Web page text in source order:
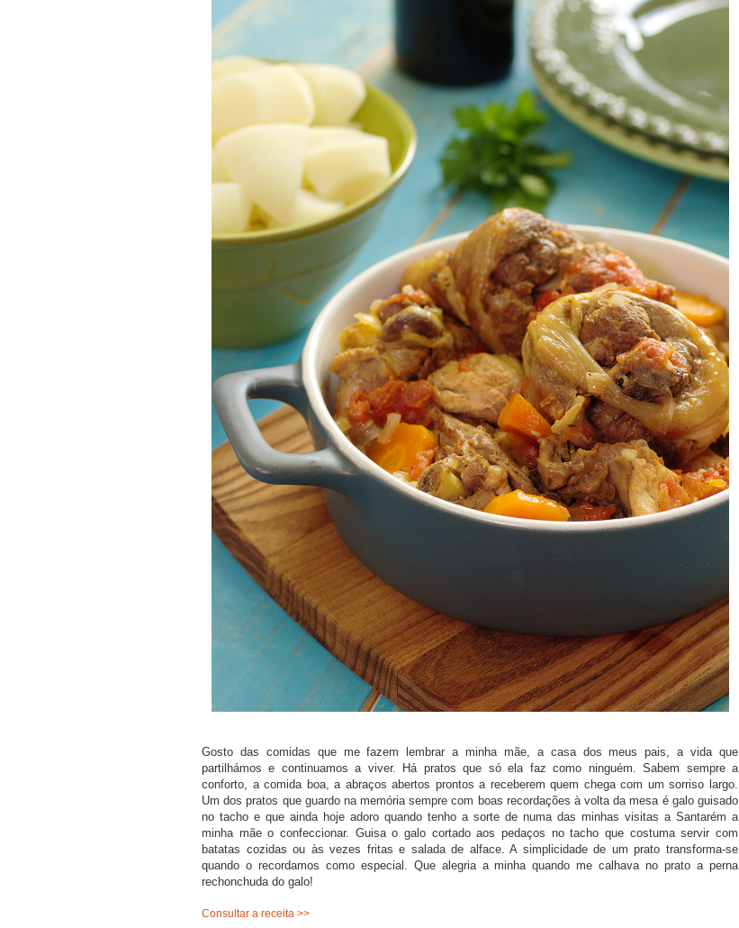
Gosto das comidas que me fazem lembrar a minha mãe, a casa dos meus pais, a vida que
partilhámos e continuamos a viver. Há pratos que só ela faz como ninguém. Sabem sempre a
conforto, a comida boa, a abraços abertos prontos a receberem quem chega com um sorriso largo.
Um dos pratos que guardo na memória sempre com boas recordações à volta da mesa é galo guisado
no tacho e que ainda hoje adoro quando tenho a sorte de numa das minhas visitas a Santarém a
minha mãe o confeccionar. Guisa o galo cortado aos pedaços no tacho que costuma servir com
batatas cozidas ou às vezes fritas e salada de alface. A simplicidade de um prato transforma-se
quando o recordamos como especial. Que alegria a minha quando me calhava no prato a perna
rechonchuda do galo!
Consultar a receita >>